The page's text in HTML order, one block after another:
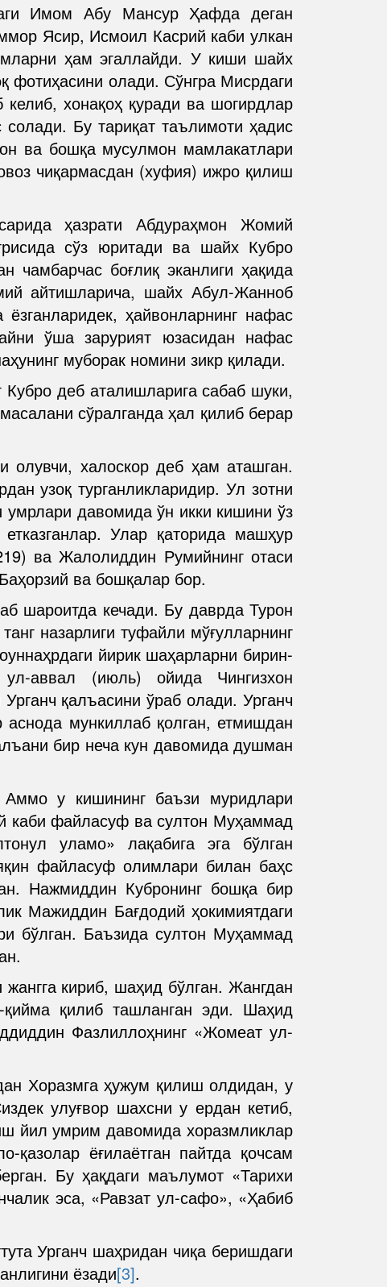
Имом Абу Мансур Ҳафда деган
Ясир, Исмоил Касрий каби улкан
ҳам эгаллайди. У киши шайх
фотиҳасини олади. Сўнгра Мисрдаги
хонақоҳ қуради ва шогирдлар
солади. Бу тариқат таълимоти ҳадис
ва бошқа мусулмон мамлакатлари
чиқармасдан (хуфия) ижро қилиш
ҳазрати Абдураҳмон Жомий
сўз юритади ва шайх Кубро
боғлиқ эканлиги ҳақида
айтишларича, шайх Абул-Жанноб
ҳайвонларнинг нафас
ўша зарурият юзасидан нафас
муборак номини зикр қилади.
деб аталишларига сабаб шуки,
сўралганда ҳал қилиб берар
олувчи, халоскор деб ҳам аташган.
узоқ турганликларидир. Ул зотни
давомида ўн икки кишини ўз
Улар қаторида машҳур
ва Жалолиддин Румийнинг отаси
ва бошқалар бор.
шароитда кечади. Бу даврда Турон
назарлиги туфайли мўғулларнинг
йирик шаҳарларни бирин-
аввал (июль) ойида Чингизхон
қалъасини ўраб олади. Урганч
мункиллаб қолган, етмишдан
бир неча кун давомида душман
Аммо у кишининг баъзи муридлари
каби файласуф ва султон Муҳаммад
уламо» лақабига эга бўлган
файласуф олимлари билан баҳс
Нажмиддин Кубронинг бошқа бир
Мажиддин Бағдодий ҳокимиятдаги
бўлган. Баъзида султон Муҳаммад
кириб, шаҳид бўлган. Жангдан
қилиб ташланган эди. Шаҳид
Фазлиллоҳнинг «Жомеат ул-
Хоразмга ҳужум қилиш олдидан, у
улуғвор шахсни у ердан кетиб,
йил умрим давомида хоразмликлар
қазолар ёғилаётган пайтда қочсам
Бу ҳақдаги маълумот «Тарихи
эса, «Равзат ул-сафо», «Ҳабиб
Урганч шаҳридан чиқа беришдаги
ёзади[3].